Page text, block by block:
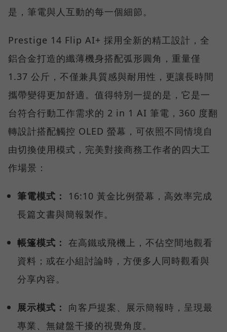
是，筆電與人互動的每一個細節。
Prestige 14 Flip AI+ 採用全新的精工設計，全
鋁合金打造的纖薄機身搭配弧形圓角，重量僅
1.37 公斤，不僅兼具質感與耐用性，更讓長時間
攜帶變得更加舒適。值得特別一提的是，它是一
台符合行動工作需求的 2 in 1 AI 筆電，360 度翻
轉設計搭配觸控 OLED 螢幕，可依照不同情境自
由切換使用模式，完美對接商務工作者的四大工
作場景：
筆電模式：
16:10 黃金比例螢幕，高效率完成
長篇文書與簡報製作。
帳篷模式： 在高鐵或飛機上，不佔空間地觀看
資料；或在小組討論時，方便多人同時觀看與
分享內容。
展示模式：
向客戶提案、展示簡報時，呈現最
專業、無鍵盤干擾的視覺角度。